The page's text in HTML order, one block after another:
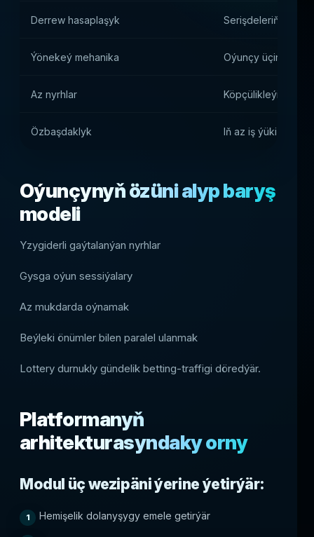
Derrew hasaplaşyk Serişdeleriň
Ýönekeý mehanika Oýunçy üçin pes
Az nyrhlar Köpçülikleýin
Özbaşdaklyk Iň az iş ýüki
Oýunçynyň özüni alyp baryş
modeli
Yzygiderli gaýtalanýan nyrhlar
Gysga oýun sessiýalary
Az mukdarda oýnamak
Beýleki önümler bilen paralel ulanmak
Lottery durnukly gündelik betting-traffigi döredýär.
Platformanyň
arhitekturasyndaky orny
Modul üç wezipäni ýerine ýetirýär:
Hemişelik dolanyşygy emele getirýär